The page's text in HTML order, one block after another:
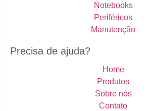
Notebooks
Periféricos
Manutenção
Precisa de ajuda?
Home
Produtos
Sobre nós
Contato